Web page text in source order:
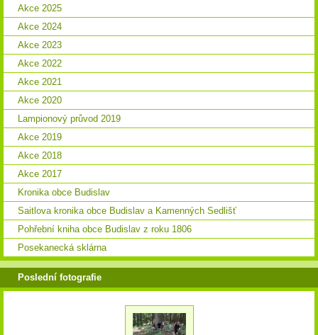
Akce 2025
Akce 2024
Akce 2023
Akce 2022
Akce 2021
Akce 2020
Lampionový průvod 2019
Akce 2019
Akce 2018
Akce 2017
Kronika obce Budislav
Saitlova kronika obce Budislav a Kamenných Sedlišť
Pohřební kniha obce Budislav z roku 1806
Posekanecká sklárna
Poslední fotografie